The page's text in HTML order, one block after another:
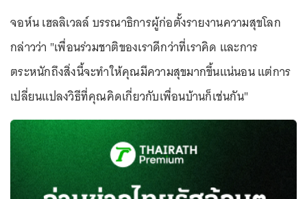
จอห์น เฮลลิเวลล์ บรรณาธิการผู้ก่อตั้งรายงานความสุขโลก
กล่าวว่า "เพื่อนร่วมชาติของเราดีกว่าที่เราคิด และการ
ตระหนักถึงสิ่งนี้จะทำให้คุณมีความสุขมากขึ้นแน่นอน แต่การ
เปลี่ยนแปลงวิธีที่คุณคิดเกี่ยวกับเพื่อนบ้านก็เช่นกัน"